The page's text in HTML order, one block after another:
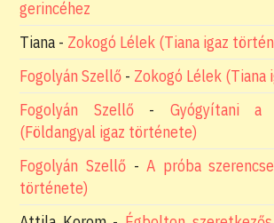
gerincéhez
Tiana - Zokogó Lélek (Tiana igaz
Fogolyán Szellő - Zokogó Lélek
Fogolyán Szellő- Gyógyítani
(Földangyal igaz története)
Fogolyán Szellő -A próba
története)